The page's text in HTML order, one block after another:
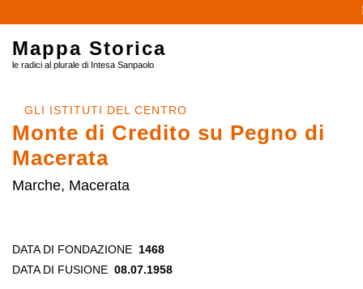
Mappa Storica
le radici al plurale di Intesa Sanpaolo
GLI ISTITUTI DEL CENTRO
Monte di Credito su Pegno di
Macerata
Marche, Macerata
DATA DI FONDAZIONE 1468
DATA DI FUSIONE 08.07.1958